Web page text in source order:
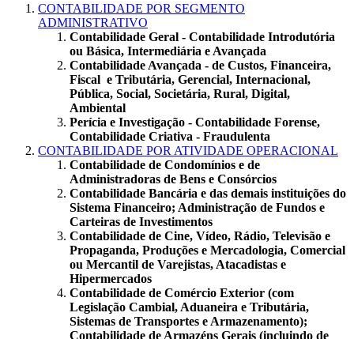
CONTABILIDADE POR SEGMENTO
ADMINISTRATIVO
Contabilidade Geral - Contabilidade Introdutória
ou Básica, Intermediária e Avançada
Contabilidade Avançada - de Custos, Financeira,
Fiscal e Tributária, Gerencial, Internacional,
Pública, Social, Societária, Rural, Digital,
Ambiental
Perícia e Investigação - Contabilidade Forense,
Contabilidade Criativa - Fraudulenta
CONTABILIDADE POR ATIVIDADE OPERACIONAL
Contabilidade de Condomínios e de
Administradoras de Bens e Consórcios
Contabilidade Bancária e das demais instituições do
Sistema Financeiro; Administração de Fundos e
Carteiras de Investimentos
Contabilidade de Cine, Vídeo, Rádio, Televisão e
Propaganda, Produções e Mercadologia, Comercial
ou Mercantil de Varejistas, Atacadistas e
Hipermercados
Contabilidade de Comércio Exterior (com
Legislação Cambial, Aduaneira e Tributária,
Sistemas de Transportes e Armazenamento);
Contabilidade de Armazéns Gerais (incluindo de